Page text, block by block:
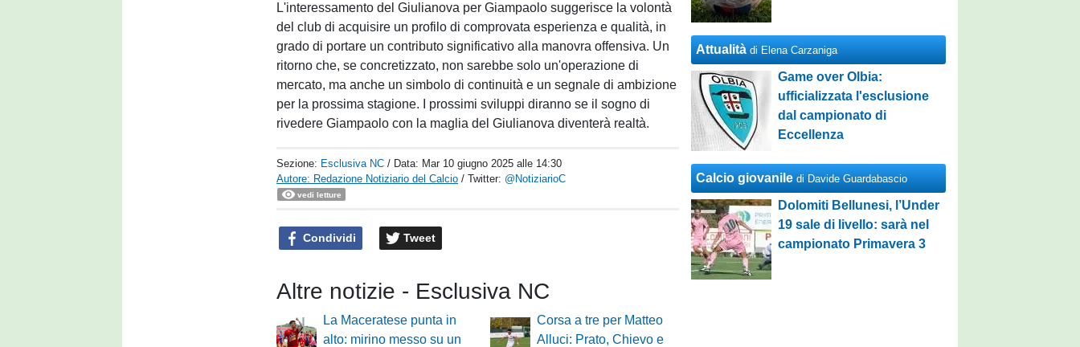
L'interessamento del Giulianova per Giampaolo suggerisce la volontà
del club di acquisire un profilo di comprovata esperienza e qualità, in
grado di portare un contributo significativo alla manovra offensiva. Un
ritorno che, se concretizzato, non sarebbe solo un'operazione di
mercato, ma anche un simbolo di continuità e un segnale di ambizione
per la prossima stagione. I prossimi sviluppi diranno se il sogno di
rivedere Giampaolo con la maglia del Giulianova diventerà realtà.
Sezione: Esclusiva NC / Data: Mar 10 giugno 2025 alle 14:30
Autore: Redazione Notiziario del Calcio / Twitter: @NotiziarioC
vedi letture
Condividi Tweet
Altre notizie - Esclusiva NC
La Maceratese punta in
alto: mirino messo su un
Corsa a tre per Matteo
Alluci: Prato, Chievo e
Attualità di Elena Carzaniga
Game over Olbia:
ufficializzata l'esclusione
dal campionato di
Eccellenza
Calcio giovanile di Davide Guardabascio
Dolomiti Bellunesi, l’Under
19 sale di livello: sarà nel
campionato Primavera 3